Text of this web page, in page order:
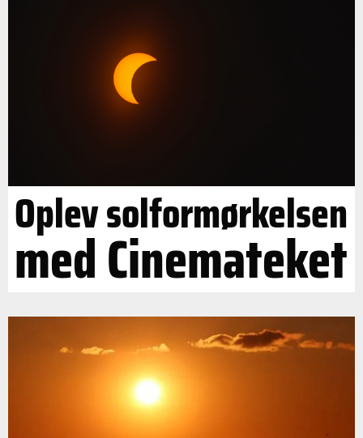
Oplev solformørkelsen
med Cinemateket